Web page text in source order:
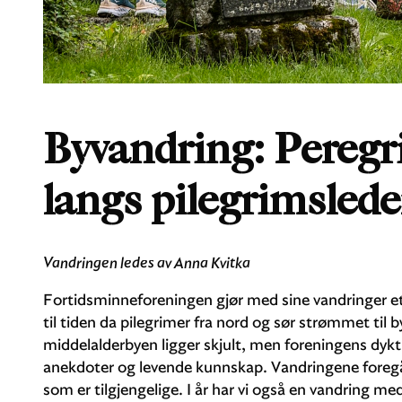
Byvandring:
langs
Vandringen ledes av Anna Kvitka
Fortidsminneforeningen gjør med sine vandringer
til tiden da pilegrimer fra nord og sør strømmet til
middelalderbyen ligger skjult, men foreningens
anekdoter og levende kunnskap. Vandringene
som er tilgjengelige. I år har vi også en vandring